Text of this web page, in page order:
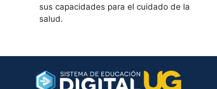
sus capacidades para el cuidado de la
salud.